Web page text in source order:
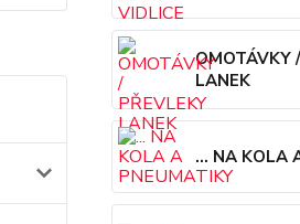
OMOTÁVKY
LANEK
... NA KOLA